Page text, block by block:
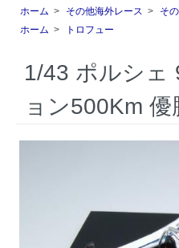
ホーム > その他海外レース >
そ
ホーム > トロフュー
1/43 ポルシェ
ョン500Km